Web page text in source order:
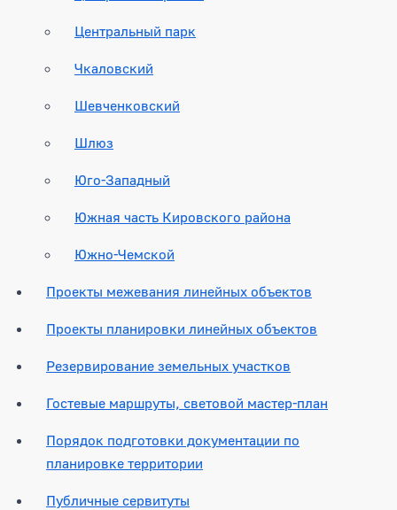
Центральный парк
Чкаловский
Шевченковский
Шлюз
Юго-Западный
Южная часть Кировского района
Южно-Чемской
Проекты межевания линейных объектов
Проекты планировки линейных объектов
Резервирование земельных участков
Гостевые маршруты, световой мастер-план
Порядок подготовки документации по
планировке территории
Публичные сервитуты